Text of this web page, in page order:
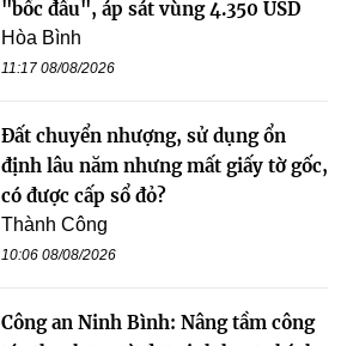
"bốc đầu", áp sát vùng 4.350 USD
Hòa Bình
11:17 08/08/2026
Đất chuyển nhượng, sử dụng ổn
định lâu năm nhưng mất giấy tờ gốc,
có được cấp sổ đỏ?
Thành Công
10:06 08/08/2026
Công an Ninh Bình: Nâng tầm công